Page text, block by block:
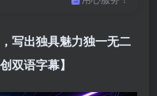
写出独具魅力独一无二
双语字幕】